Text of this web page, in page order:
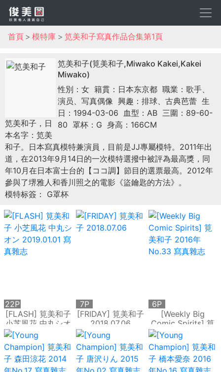
首頁 模特庫 笕美和子寫真作品合集第1頁
笕美和子(筧美和子,Miwako Kakei,Kakei
Miwako)
性別：女 籍貫：日本东京都 職業：歌手、
演员、写真偶像 興趣：排球、古典芭蕾 生
日：1994-03-06
血型：AB 三圍：89-60-
80 罩杯：G 身高：166CM
笕美和子，日
本名字：笕美
和子。日本寫真模特兼演員，目前是JJ專屬模特。2011年出
道，在2013年9月14日的一次模特選撥中被評為最高獎，同
年10月在日本富士台的【ココ調】節目的選票最高。2012年
參與了堺雅人和香川照之的電影《盜鑰匙的方法》。
模特标簽： G罩杯
[FLASH] 筧美和子
小芝風花 中丸シオ
ン 2019.01.01 寫真
雜志
22P
[FRIDAY] 筧美和子
2018.07.06
7P
[Weekly Big
Comic Spirits] 筧
美和子 2016年
No.33 寫真雜志
6P